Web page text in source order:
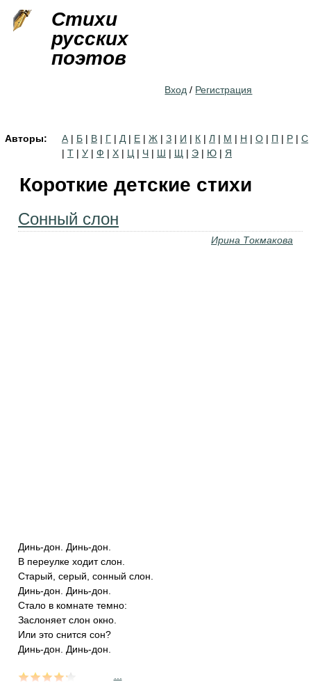
Стихи
русских
поэтов
Вход / Регистрация
Авторы: А | Б | В | Г | Д | Е | Ж | З | И | К | Л | М | Н | О | П | Р | С
| Т | У | Ф | Х | Ц | Ч | Ш | Щ | Э | Ю | Я
Короткие детские стихи
Сонный слон
Ирина Токмакова
Динь-дон. Динь-дон.
В переулке ходит слон.
Старый, серый, сонный слон.
Динь-дон. Динь-дон.
Стало в комнате темно:
Заслоняет слон окно.
Или это снится сон?
Динь-дон. Динь-дон.